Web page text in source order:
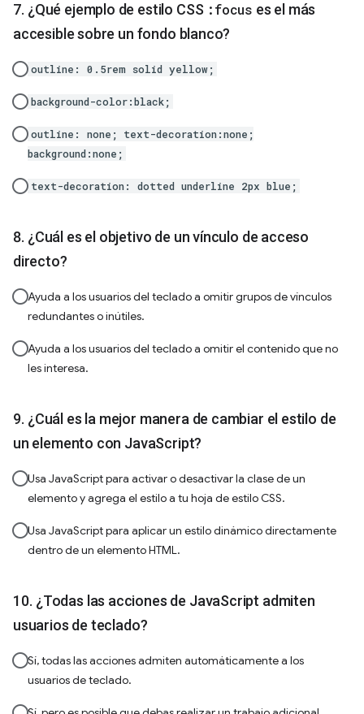
¿Qué ejemplo de estilo CSS :focus es el más
accesible sobre un fondo blanco?
outline: 0.5rem solid yellow;
background-color:black;
outline: none; text-decoration:none;
background:none;
text-decoration: dotted underline 2px blue;
¿Cuál es el objetivo de un vínculo de acceso
directo?
Ayuda a los usuarios del teclado a omitir grupos de vínculos
redundantes o inútiles.
Ayuda a los usuarios del teclado a omitir el contenido que no
les interesa.
¿Cuál es la mejor manera de cambiar el estilo de
un elemento con JavaScript?
Usa JavaScript para activar o desactivar la clase de un
elemento y agrega el estilo a tu hoja de estilo CSS.
Usa JavaScript para aplicar un estilo dinámico directamente
dentro de un elemento HTML.
¿Todas las acciones de JavaScript admiten
usuarios de teclado?
Sí, todas las acciones admiten automáticamente a los
usuarios de teclado.